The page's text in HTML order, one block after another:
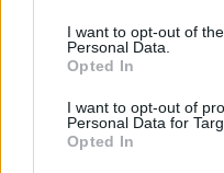
I want to opt-out of
Personal Data.
Opted In
I want to opt-out of
Personal Data for
Opted In